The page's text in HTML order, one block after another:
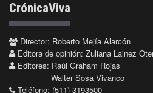
CrónicaViva
Director: Roberto Mejía Alarcón
Editora de opinión: Zuliana Lainez
Editores: Raúl Graham Rojas
Walter Sosa Vivanco
Teléfono: (511) 3193500